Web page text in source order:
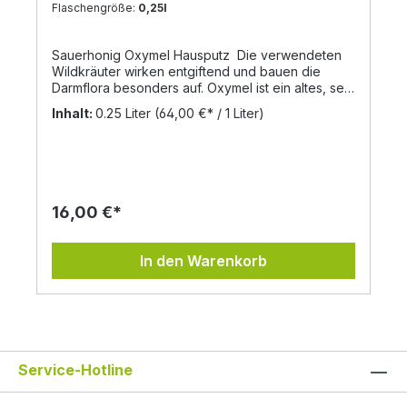
Flaschengröße: 0,25l
Sauerhonig Oxymel Hausputz Die verwendeten
Wildkräuter wirken entgiftend und bauen die
Darmflora besonders auf. Oxymel ist ein altes, seit
der Antike bekanntes Heilmittel. Zutaten:
Blütenhonig* 75%, Apfelessig-Kräuterauszug*
56,60g davon Zucker: 55,50g Eiweiß: 0,39g Salz:
Inhalt: 0.25 Liter (64,00 €* / 1 Liter)
16,00 €*
In den Warenkorb
Service-Hotline